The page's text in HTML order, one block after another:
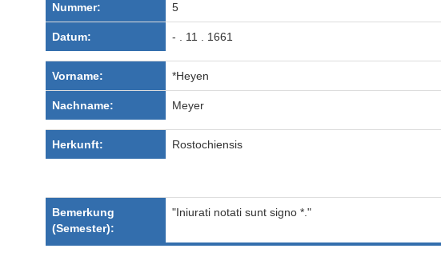
Nummer: 5
Datum: - . 11 . 1661
Vorname: *Heyen
Nachname: Meyer
Herkunft: Rostochiensis
Bemerkung
(Semester):
"Iniurati notati sunt signo *."